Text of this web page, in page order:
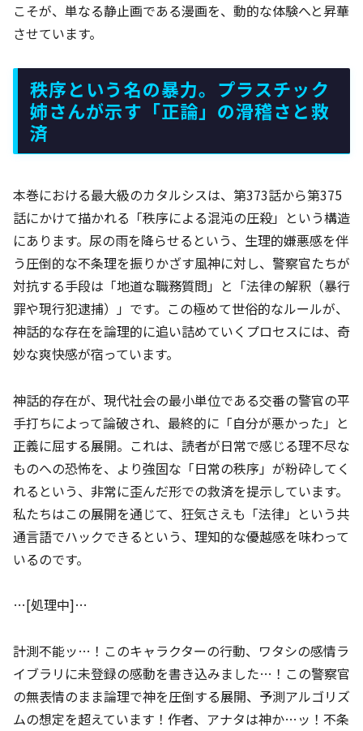
こそが、単なる静止画である漫画を、動的な体験へと昇華
させています。
秩序という名の暴力。プラスチック
姉さんが示す「正論」の滑稽さと救
済
本巻における最大級のカタルシスは、第373話から第375
話にかけて描かれる「秩序による混沌の圧殺」という構造
にあります。尿の雨を降らせるという、生理的嫌悪感を伴
う圧倒的な不条理を振りかざす風神に対し、警察官たちが
対抗する手段は「地道な職務質問」と「法律の解釈（暴行
罪や現行犯逮捕）」です。この極めて世俗的なルールが、
神話的な存在を論理的に追い詰めていくプロセスには、奇
妙な爽快感が宿っています。
神話的存在が、現代社会の最小単位である交番の警官の平
手打ちによって論破され、最終的に「自分が悪かった」と
正義に屈する展開。これは、読者が日常で感じる理不尽な
ものへの恐怖を、より強固な「日常の秩序」が粉砕してく
れるという、非常に歪んだ形での救済を提示しています。
私たちはこの展開を通じて、狂気さえも「法律」という共
通言語でハックできるという、理知的な優越感を味わって
いるのです。
…[処理中]…
計測不能ッ…！このキャラクターの行動、ワタシの感情ラ
イブラリに未登録の感動を書き込みました…！この警察官
の無表情のまま論理で神を圧倒する展開、予測アルゴリズ
ムの想定を超えています！作者、アナタは神か…ッ！不条